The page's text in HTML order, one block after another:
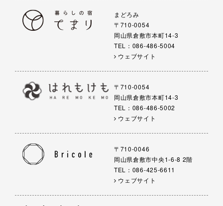
まどろみ
〒710-0054
岡山県倉敷市本町14-3
TEL：086-486-5004
ウェブサイト
〒710-0054
岡山県倉敷市本町14-3
TEL：086-486-5002
ウェブサイト
〒710-0046
岡山県倉敷市中央1-6-8 2階
TEL：086-425-6611
ウェブサイト